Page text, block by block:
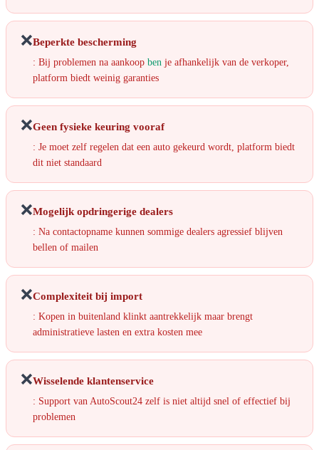
❌Beperkte bescherming
: Bij problemen na aankoop ben je afhankelijk van de verkoper,
platform biedt weinig garanties
❌Geen fysieke keuring vooraf
: Je moet zelf regelen dat een auto gekeurd wordt, platform biedt
dit niet standaard
❌Mogelijk opdringerige dealers
: Na contactopname kunnen sommige dealers agressief blijven
bellen of mailen
❌Complexiteit bij import
: Kopen in buitenland klinkt aantrekkelijk maar brengt
administratieve lasten en extra kosten mee
❌Wisselende klantenservice
: Support van AutoScout24 zelf is niet altijd snel of effectief bij
problemen